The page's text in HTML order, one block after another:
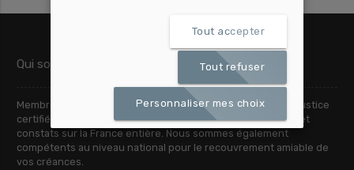
Tout accepter
Tout refuser
Personnaliser mes choix
Qui sommes nous ?
Membre d’une association nationale de Commissaires de Justice
certifiée, nous assurons le pilotage de vos actes, dossiers et
constats sur la France entière. Nous sommes également
compétents au niveau national pour le recouvrement amiable de
vos créances.